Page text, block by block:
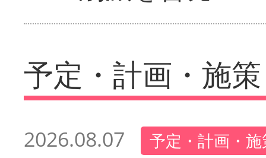
予定・計画・施策
2026.08.07 予定・計画・